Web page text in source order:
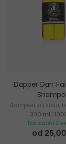
Dapper Dan
Šampon za kosu,
300 ml
Na zalihi 2
od